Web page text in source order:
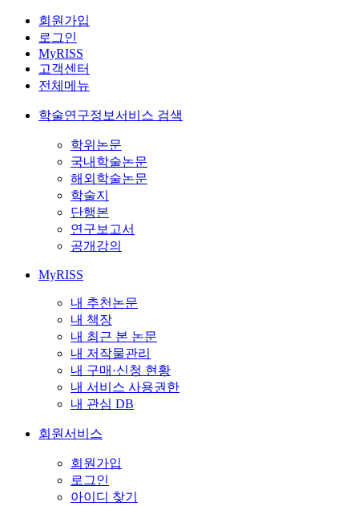
회원가입
로그인
MyRISS
고객센터
전체메뉴
학술연구정보서비스 검색
학위논문
국내학술논문
해외학술논문
학술지
단행본
연구보고서
공개강의
MyRISS
내 추천논문
내 책장
내 최근 본 논문
내 저작물관리
내 구매·신청 현황
내 서비스 사용권한
내 관심 DB
회원서비스
회원가입
로그인
아이디 찾기